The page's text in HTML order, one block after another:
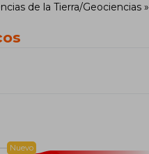
de la Tierra/Geociencias
Nuevo